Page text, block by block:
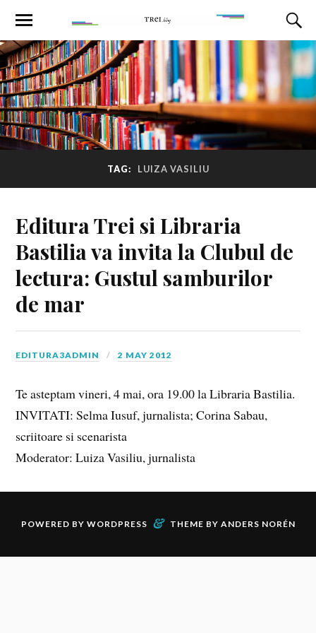
TAG: LUIZA VASILIU
Editura Trei si Libraria
Bastilia va invita la Clubul de
lectura: Gustul samburilor
de mar
EDITURA3ADMIN 2 MAY 2012
Te asteptam vineri, 4 mai, ora 19.00 la Libraria Bastilia.
INVITATI: Selma Iusuf, jurnalista; Corina Sabau,
scriitoare si scenarista
Moderator: Luiza Vasiliu, jurnalista
POWERED BY WORDPRESS & THEME BY ANDERS NORÉN